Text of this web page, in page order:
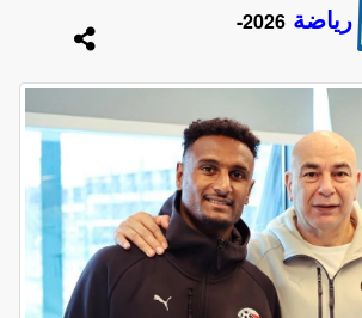
رياضة
2026-